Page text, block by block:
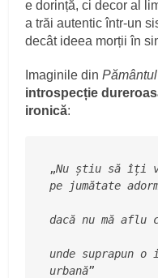
e dorință, ci decor al
a trăi autentic într-un
decât ideea morții în
Imaginile din
introspecție
ironică:
„Nu știu să îți
pe jumătate
dacă nu mă
unde suprapun o
urbană”